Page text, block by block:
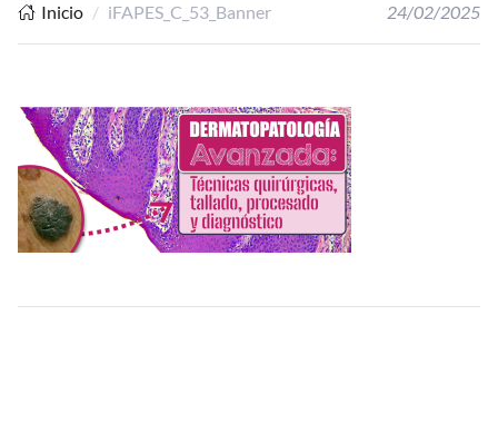
Inicio iFAPES_C_53_Banner 24/02/2025